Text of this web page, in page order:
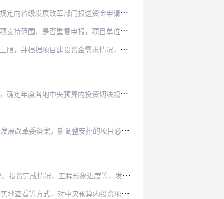
部门报送资金申请报告和综合信用承诺书。
项目单位是否被纳入严重失信企业“黑名单”…
情况，报送年度投资计划安排建议。建议安…
切块规模和与之匹配的绩效目标，下达本专…
项目必须是已开工项目或是在调整计划印发后…
工程形象进度等，发现问题及时督促整改。
投资项目的资金使用、项目建设进展、绩效目…